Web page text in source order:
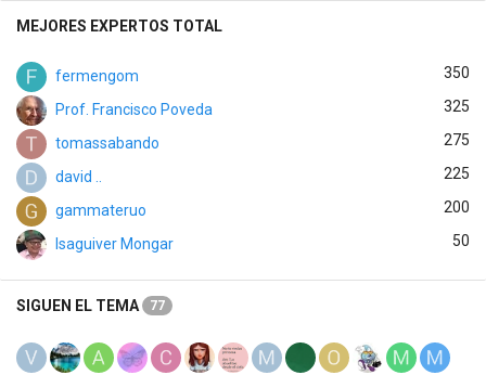
MEJORES EXPERTOS TOTAL
fermengom 350
Prof. Francisco Poveda 325
tomassabando 275
david .. 225
gammateruo 200
Isaguiver Mongar 50
SIGUEN EL TEMA 77